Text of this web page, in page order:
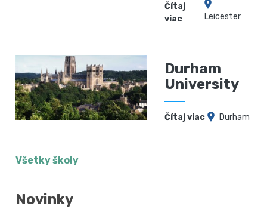
Čítaj
viac
Leicester
Durham
University
Čítaj viac Durham
Všetky školy
Novinky